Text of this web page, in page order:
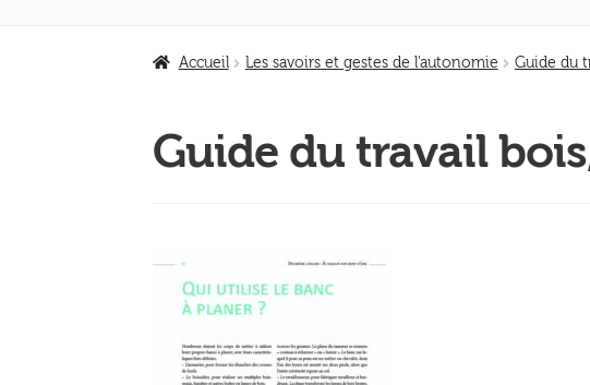
Accueil Les savoirs et gestes de l'autonomie Guide du
Guide du travail